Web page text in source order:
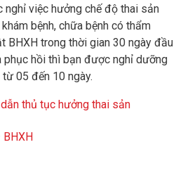
việc hưởng chế độ thai sản
bệnh, chữa bệnh có thẩm
BHXH trong thời gian 30 ngày đầu
phục hồi thì bạn được nghỉ dưỡng
05 đến 10 ngày.
thủ tục hưởng thai sản
BHXH